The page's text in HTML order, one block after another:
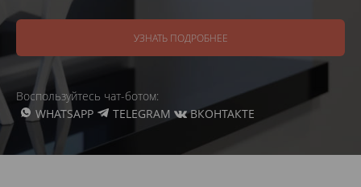
УЗНАТЬ ПОДРОБНЕЕ
Воспользуйтесь чат-ботом:
WHATSAPP
TELEGRAM ВКОНТАКТЕ